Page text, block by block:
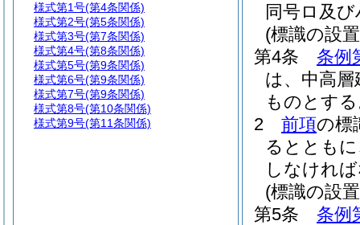
同号ロ及
(標識の設
第4条
条例
は、中高
ものとす
2
前項の標
るととも
しなけれ
(標識の設
第5条
条例
様式第1号(第4条関係)
様式第2号(第5条関係)
様式第3号(第7条関係)
様式第4号(第8条関係)
様式第5号(第9条関係)
様式第6号(第9条関係)
様式第7号(第9条関係)
様式第8号(第10条関係)
様式第9号(第11条関係)